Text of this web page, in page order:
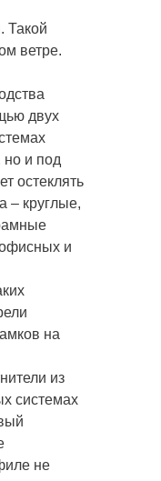
Такой
ветре.
двух
но и под
остеклять
– круглые,
и
на
из
системах
не